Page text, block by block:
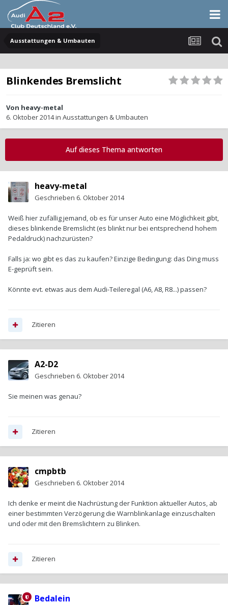
Ausstattungen & Umbauten
Blinkendes Bremslicht
Von heavy-metal
6. Oktober 2014in Ausstattungen & Umbauten
Auf dieses Thema antworten
heavy-metal
Geschrieben 6. Oktober 2014
Weiß hier zufällig jemand, ob es für unser Auto eine Möglichkeit gibt,
dieses blinkende Bremslicht (es blinkt nur bei entsprechend hohem
Pedaldruck) nachzurüsten?
Falls ja: wo gibt es das zu kaufen? Einzige Bedingung: das Ding muss
E-geprüft sein.
Könnte evt. etwas aus dem Audi-Teileregal (A6, A8, R8...) passen?
Zitieren
A2-D2
Geschrieben 6. Oktober 2014
Sie meinen was genau?
Zitieren
cmpbtb
Geschrieben 6. Oktober 2014
Ich denke er meint die Nachrüstung der Funktion aktueller Autos, ab
einer bestimmten Verzögerung die Warnblinkanlage einzuschalten
und oder mit den Bremslichtern zu Blinken.
Zitieren
Bedalein